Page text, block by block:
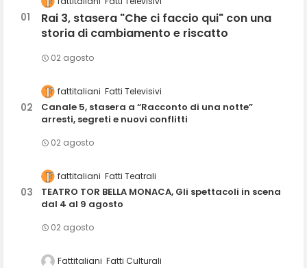
Rai 3, stasera "Che ci faccio qui" con una
storia di cambiamento e riscatto
02 agosto
fattitaliani Fatti Televisivi
Canale 5, stasera a “Racconto di una notte”
arresti, segreti e nuovi conflitti
02 agosto
fattitaliani Fatti Teatrali
TEATRO TOR BELLA MONACA, Gli spettacoli in scena
dal 4 al 9 agosto
02 agosto
Fattitaliani Fatti Culturali